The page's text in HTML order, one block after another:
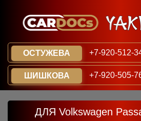
ОСТУЖЕВА +7-920-512-
ШИШКОВА +7-920-505-
ДЛЯ Volkswagen